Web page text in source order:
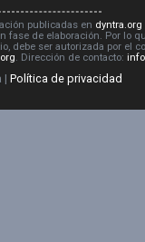
publicadas en dyntra.org
fase de elaboración. Por lo
debe ser autorizada por el
. Dirección de contacto:
| Política de privacidad